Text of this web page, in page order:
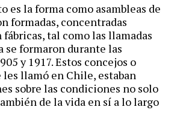
es la forma como asambleas de
formadas, concentradas
tal como las llamadas
se formaron durante las
y 1917. Estos concejos o
les llamó en Chile, estaban
sobre las condiciones no solo
de la vida en sí a lo largo